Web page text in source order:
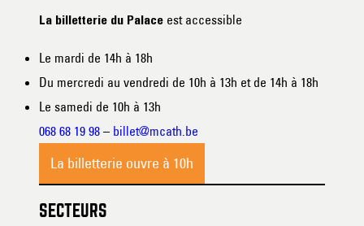
La billetterie du Palace est accessible
Le mardi de 14h à 18h
Du mercredi au vendredi de 10h à 13h et de 14h à 18h
Le samedi de 10h à 13h
068 68 19 98 – billet@mcath.be
La billetterie ouvre à 10h
SECTEURS